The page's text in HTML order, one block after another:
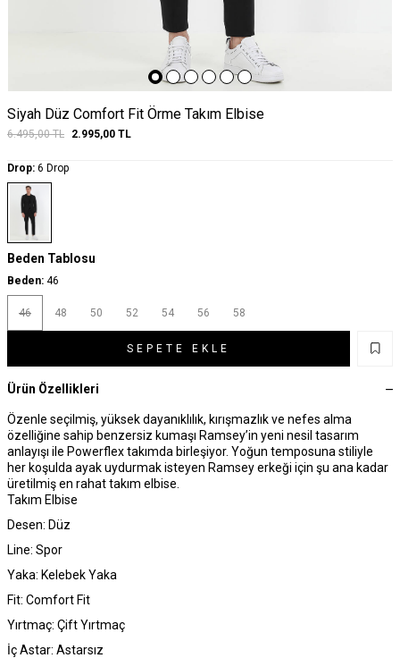
Siyah Düz Comfort Fit Örme Takım Elbise
6.495,00TL 2.995,00 TL
Drop: 6 Drop
Beden Tablosu
Beden: 46
46 48 50 52 54 56 58
SEPETE EKLE
Ürün Özellikleri
Özenle seçilmiş, yüksek dayanıklılık, kırışmazlık ve nefes alma
özelliğine sahip benzersiz kumaşı Ramsey’in yeni nesil tasarım
anlayışı ile Powerflex takımda birleşiyor. Yoğun temposuna stiliyle
her koşulda ayak uydurmak isteyen Ramsey erkeği için şu ana kadar
üretilmiş en rahat takım elbise.
Takım Elbise
Desen: Düz
Line: Spor
Yaka: Kelebek Yaka
Fit: Comfort Fit
Yırtmaç: Çift Yırtmaç
İç Astar: Astarsız